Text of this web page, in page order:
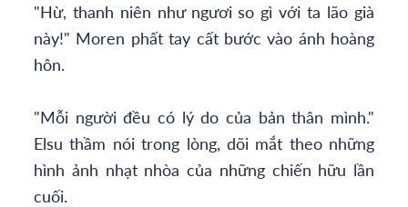
"Hừ, thanh niên như ngươi so gì với ta lão già
này!" Moren phất tay cất bước vào ánh hoàng
hôn.
"Mỗi người đều có lý do của bản thân mình."
Elsu thầm nói trong lòng, dõi mắt theo những
hình ảnh nhạt nhòa của những chiến hữu lần
cuối.